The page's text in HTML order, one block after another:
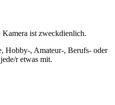
Kamera ist zweckdienlich.
Hobby-, Amateur-, Berufs- oder
r etwas mit.